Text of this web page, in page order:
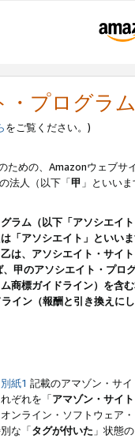
プログラ
をご覧ください。)
ための、Amazonウェブサ
法人（以下「甲 」といい
ラム（以下「アソシエイ
「アソシエイト」とい
は、アソシエイト・サイ
、甲のアソシエイト・プ
商標ガイドライン）を
イン（報酬と引き換えに
別紙1 記載のアマゾン・サ
ぞれを「アマゾン・サイト
ンライン・ソフトウェア
な「タグが付いた 」状態